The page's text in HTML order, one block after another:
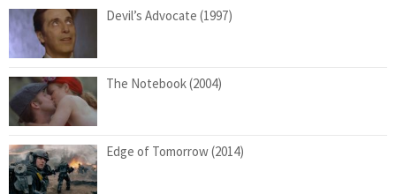
Devil’s Advocate (1997)
The Notebook (2004)
Edge of Tomorrow (2014)